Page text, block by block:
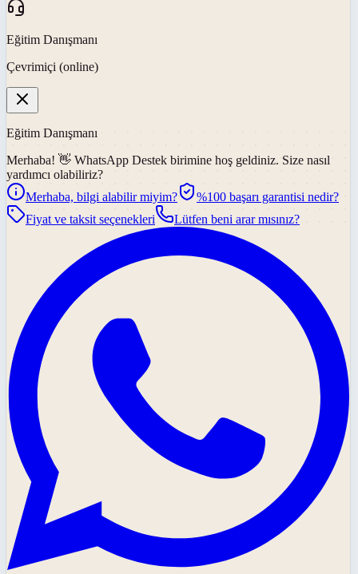
Eğitim Danışmanı
Çevrimiçi (online)
Eğitim Danışmanı
Merhaba! 👋 WhatsApp Destek birimine hoş geldiniz. Size nasıl
yardımcı olabiliriz?
Merhaba, bilgi alabilir miyim?
%100 başarı garantisi nedir?
Fiyat ve taksit seçenekleri
Lütfen beni arar mısınız?